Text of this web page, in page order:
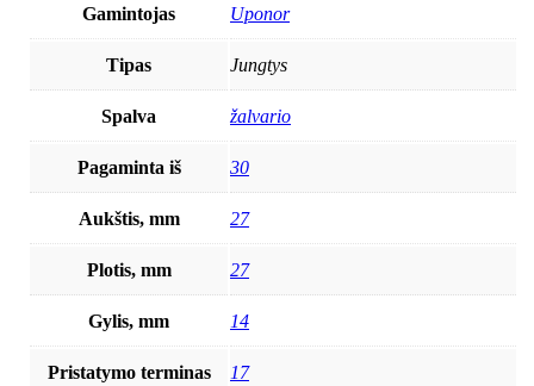
Gamintojas Uponor
Tipas Jungtys
Spalva žalvario
Pagaminta iš 30
Aukštis, mm 27
Plotis, mm 27
Gylis, mm 14
Pristatymo terminas 17